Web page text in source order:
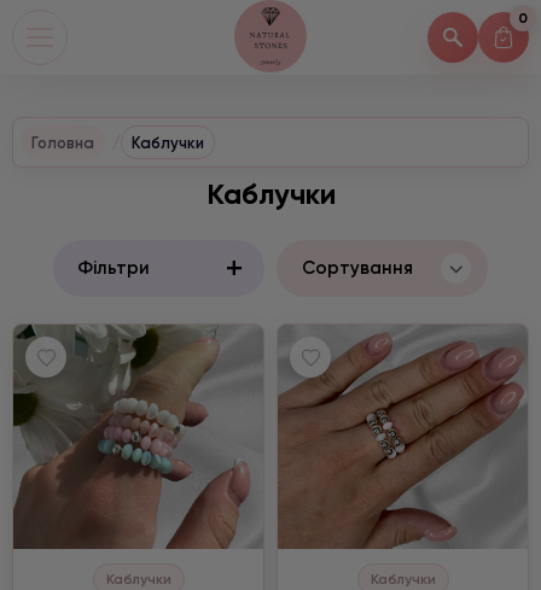
0
Головна Каблучки
Каблучки
Фільтри + Сортування
Каблучки Каблучки